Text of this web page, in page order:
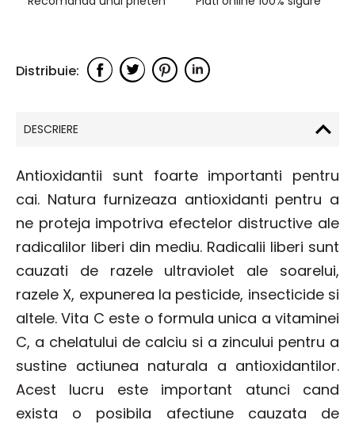
DESCRIERE
Antioxidantii sunt foarte importanti pentru
cai. Natura furnizeaza antioxidanti pentru a
ne proteja impotriva efectelor distructive ale
radicalilor liberi din mediu. Radicalii liberi sunt
cauzati de razele ultraviolet ale soarelui,
razele X, expunerea la pesticide, insecticide si
altele. Vita C este o formula unica a vitaminei
C, a chelatului de calciu si a zincului pentru a
sustine actiunea naturala a antioxidantilor.
Acest lucru este important atunci cand
exista o posibila afectiune cauzata de